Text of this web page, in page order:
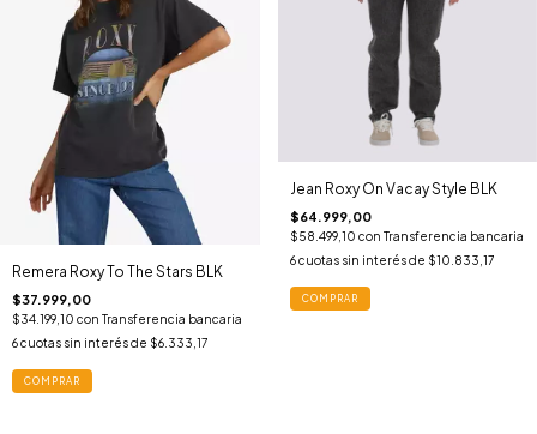
Remera Roxy To The Stars BLK
$37.999,00
$34.199,10 con Transferencia bancaria
6cuotas sin interés de $6.333,17
COMPRAR
Jean Roxy On Vacay Style BLK
$64.999,00
$58.499,10 con Transferencia bancaria
6 cuotas sin interés de $10.833,17
COMPRAR